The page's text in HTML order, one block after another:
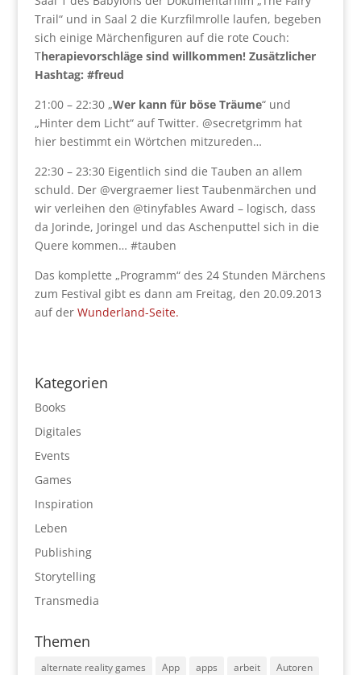
Trail“ und in Saal 2 die Kurzfilmrolle laufen, begeben
sich einige Märchenfiguren auf die rote Couch:
Therapievorschläge sind willkommen! Zusätzlicher
Hashtag: #freud
21:00 – 22:30 „Wer kann für böse Träume“ und
„Hinter dem Licht“ auf Twitter. @secretgrimm hat
hier bestimmt ein Wörtchen mitzureden…
22:30 – 23:30 Eigentlich sind die Tauben an allem
schuld. Der @vergraemer liest Taubenmärchen und
wir verleihen den @tinyfables Award – logisch, dass
da Jorinde, Joringel und das Aschenputtel sich in die
Quere kommen… #tauben
Das komplette „Programm“ des 24 Stunden Märchens
zum Festival gibt es dann am Freitag, den 20.09.2013
auf der Wunderland-Seite.
Kategorien
Books
Digitales
Events
Games
Inspiration
Leben
Publishing
Storytelling
Transmedia
Themen
alternate reality games App apps arbeit
Autoren